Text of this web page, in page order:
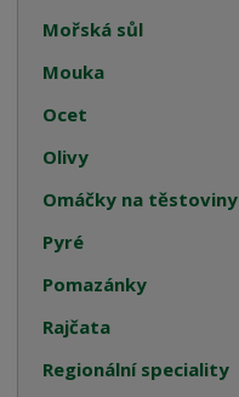
Mořská sůl
Mouka
Ocet
Olivy
Omáčky na těstoviny
Pyré
Pomazánky
Rajčata
Regionální speciality